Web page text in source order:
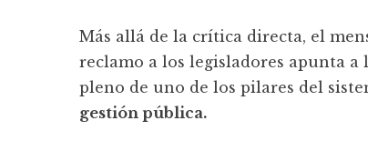
Más allá de la crítica directa, el
reclamo a los legisladores apunta
pleno de uno de los pilares del
gestión pública.